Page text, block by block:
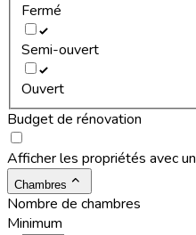
Fermé
Semi-ouvert
Ouvert
Budget de rénovation
Afficher les propriétés avec
Chambres
Nombre de chambres
Minimum